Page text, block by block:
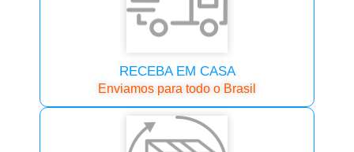
RECEBA EM CASA
Enviamos para todo o Brasil